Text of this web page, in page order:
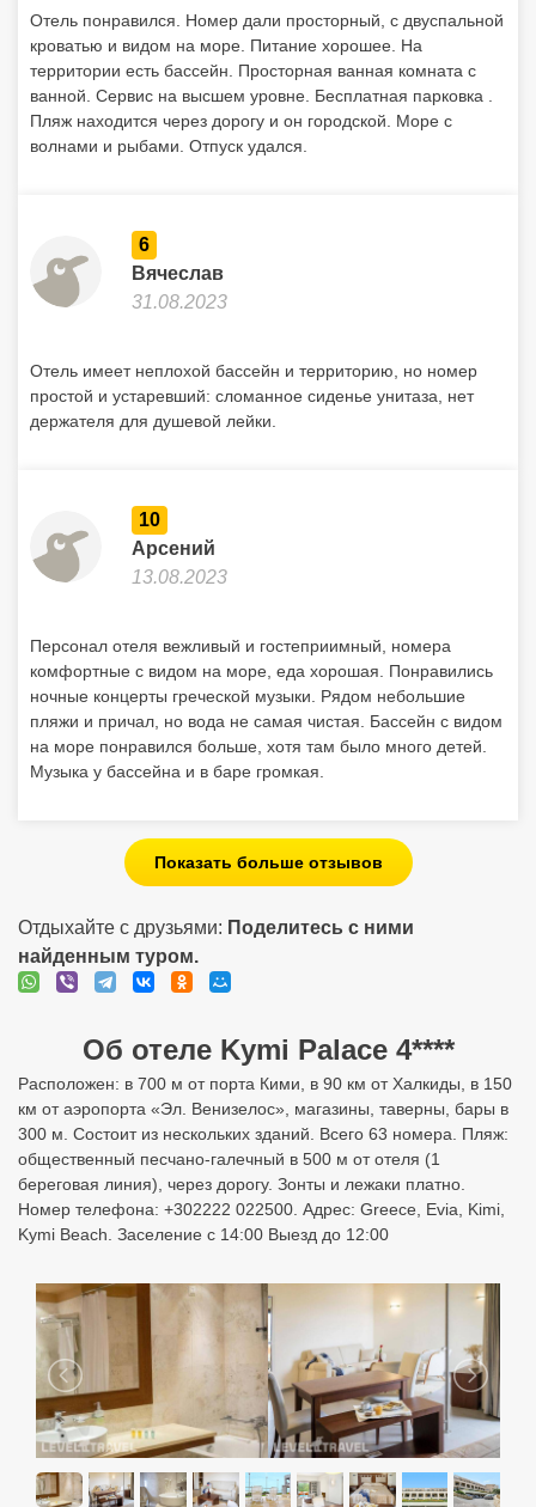
Вячеслав
31.08.2023
Отель имеет неплохой бассейн и территорию, но номер
простой и устаревший: сломанное сиденье унитаза, нет
10
Арсений
Персонал отеля вежливый и гостеприимный, номера
комфортные с видом на море, еда хорошая. Понравились
на море понравился больше, хотя там было много детей.
Музыка у бассейна и в баре громкая.
Отдыхайте с друзьями:Поделитесь с ними
найденным туром.
Расположен: в 700 м от порта Кими, в 90 км от Халкиды, в 150
км от аэропорта «Эл. Венизелос», магазины, таверны, бары в
общественный песчано-галечный в 500 м от отеля (1
береговая линия), через дорогу. Зонты и лежаки платно.
Номер телефона: +302222 022500. Адрес: Greece, Evia, Kimi,
Подбор туров в Kymi Palace
Узнайте цены с перелетом из разных городов:
Бронируйте онлайн по лучшим ценам!
Москва Санкт Петербург